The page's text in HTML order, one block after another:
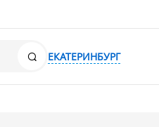
Поиск
ЕКАТЕРИНБУРГ